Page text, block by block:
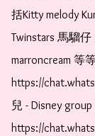
括Kitty melody
Twinstars 馬騮
marroncream 等等
https://
兒 - Disney
https://